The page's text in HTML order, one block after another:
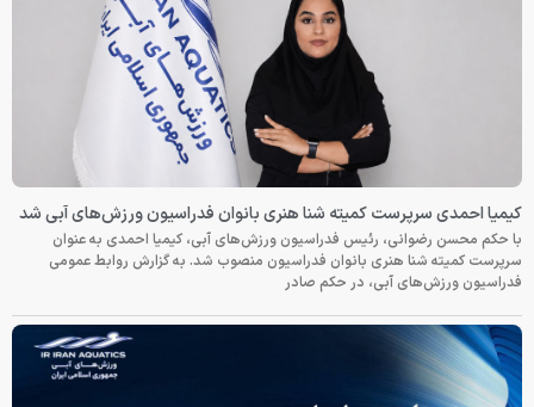
کیمیا احمدی سرپرست کمیته شنا هنری بانوان فدراسیون ورزش‌های آبی شد
با حکم محسن رضوانی، رئیس فدراسیون ورزش‌های آبی، کیمیا احمدی به عنوان
سرپرست کمیته شنا هنری بانوان فدراسیون منصوب شد. به گزارش روابط عمومی
فدراسیون ورزش‌های آبی، در حکم صادر